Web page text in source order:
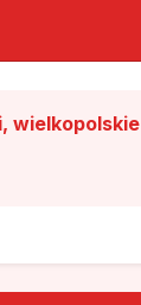
wielkopolskie